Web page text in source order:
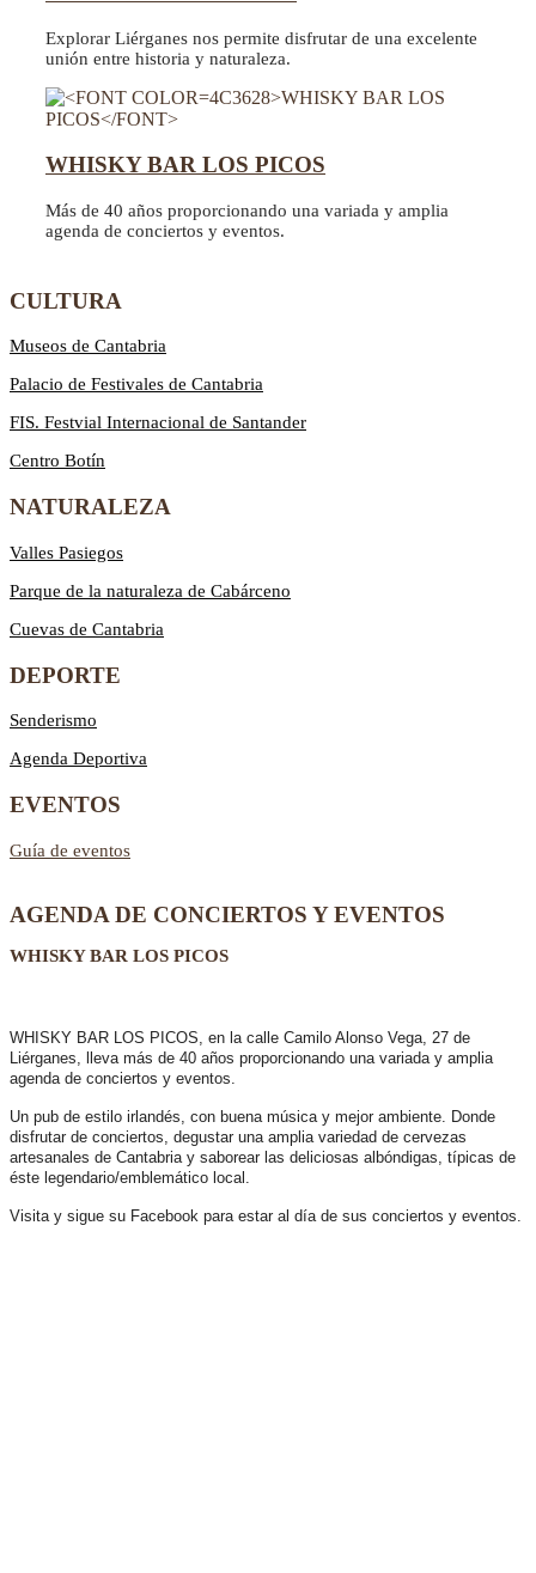
Explorar Liérganes nos permite disfrutar de una excelente
unión entre historia y naturaleza.
WHISKY BAR LOS PICOS
Más de 40 años proporcionando una variada y amplia
agenda de conciertos y eventos.
CULTURA
Museos de Cantabria
Palacio de Festivales de Cantabria
FIS. Festvial Internacional de Santander
Centro Botín
NATURALEZA
Valles Pasiegos
Parque de la naturaleza de Cabárceno
Cuevas de Cantabria
DEPORTE
Senderismo
Agenda Deportiva
EVENTOS
Guía de eventos
AGENDA DE CONCIERTOS Y EVENTOS
WHISKY BAR LOS PICOS
WHISKY BAR LOS PICOS, en la calle Camilo Alonso Vega, 27 de
Liérganes, lleva más de 40 años proporcionando una variada y amplia
agenda de conciertos y eventos.
Un pub de estilo irlandés, con buena música y mejor ambiente. Donde
disfrutar de conciertos, degustar una amplia variedad de cervezas
artesanales de Cantabria y saborear las deliciosas albóndigas, típicas de
éste legendario/emblemático local.
Visita y sigue su Facebook para estar al día de sus conciertos y eventos.